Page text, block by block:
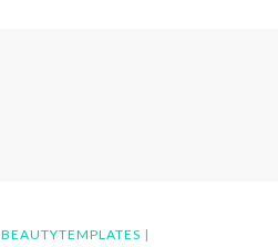
BEAUTYTEMPLATES |